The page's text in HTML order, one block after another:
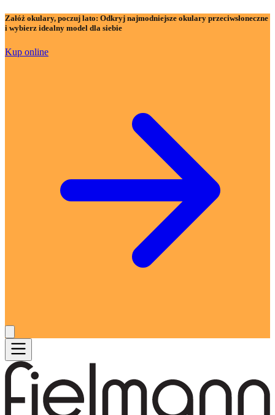
Załóż okulary, poczuj lato: Odkryj najmodniejsze okulary przeciwsłoneczne
i wybierz idealny model dla siebie
Kup online